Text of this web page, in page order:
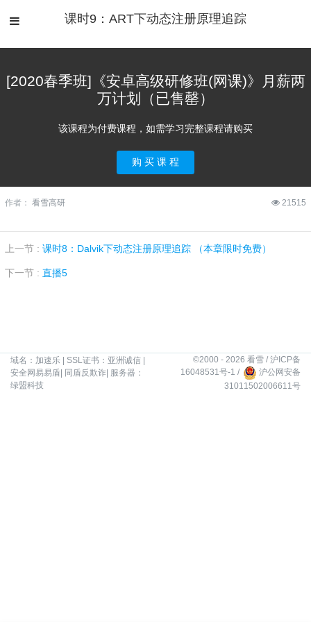
课时9：ART下动态注册原理追踪
[2020春季班]《安卓高级研修班(网课)》月薪两
万计划（已售罄）
该课程为付费课程，如需学习完整课程请购买
购 买 课 程
作者： 看雪高研 21515
上一节 : 课时8：Dalvik下动态注册原理追踪 （本章限时免费）
下一节 : 直播5
域名： 加速乐 | SSL证书： 亚洲诚信 |
安全网易易盾| 同盾反欺诈| 服务器：
绿盟科技
©2000 - 2026 看雪 / 沪ICP备
16048531号-1 /
沪公网安备
31011502006611号